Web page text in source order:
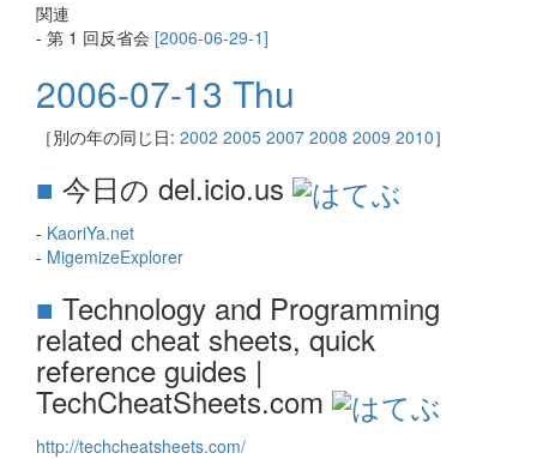
関連
- 第 1 回反省会 [2006-06-29-1]
2006-07-13 Thu
［別の年の同じ日: 2002 2005 2007 2008 2009 2010］
■ 今日の del.icio.us
- KaoriYa.net
- MigemizeExplorer
■ Technology and Programming
related cheat sheets, quick
reference guides |
TechCheatSheets.com
http://techcheatsheets.com/